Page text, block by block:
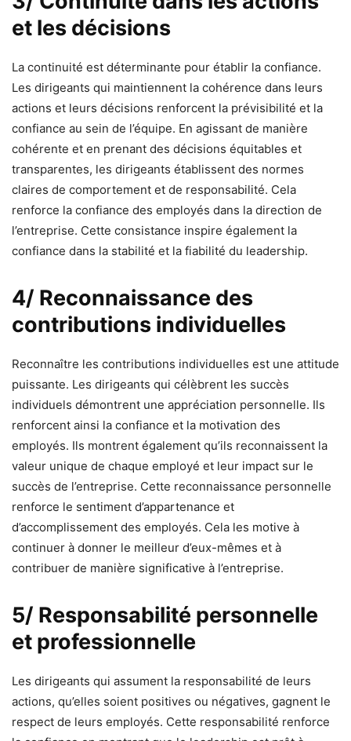
et les décisions
La continuité est déterminante pour établir la confiance.
Les dirigeants qui maintiennent la cohérence dans leurs
actions et leurs décisions renforcent la prévisibilité et la
confiance au sein de l’équipe. En agissant de manière
cohérente et en prenant des décisions équitables et
transparentes, les dirigeants établissent des normes
claires de comportement et de responsabilité. Cela
renforce la confiance des employés dans la direction de
l’entreprise. Cette consistance inspire également la
confiance dans la stabilité et la fiabilité du leadership.
4/ Reconnaissance des
contributions individuelles
Reconnaître les contributions individuelles est une attitude
puissante. Les dirigeants qui célèbrent les succès
individuels démontrent une appréciation personnelle. Ils
renforcent ainsi la confiance et la motivation des
employés. Ils montrent également qu’ils reconnaissent la
valeur unique de chaque employé et leur impact sur le
succès de l’entreprise. Cette reconnaissance personnelle
renforce le sentiment d’appartenance et
d’accomplissement des employés. Cela les motive à
continuer à donner le meilleur d’eux-mêmes et à
contribuer de manière significative à l’entreprise.
5/ Responsabilité personnelle
et professionnelle
Les dirigeants qui assument la responsabilité de leurs
actions, qu’elles soient positives ou négatives, gagnent le
respect de leurs employés. Cette responsabilité renforce